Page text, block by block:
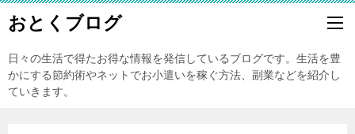
おとくブログ
日々の生活で得たお得な情報を発信しているブログです。生活を豊
かにする節約術やネットでお小遣いを稼ぐ方法、副業などを紹介し
ていきます。